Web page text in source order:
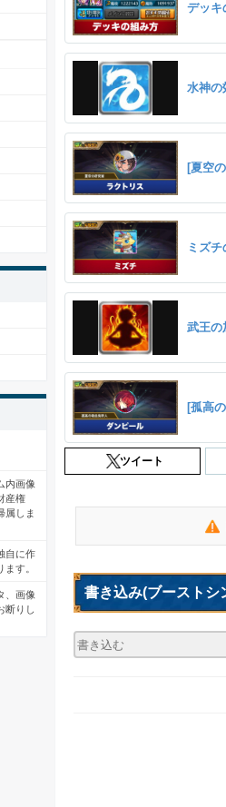
デッキ
水神の
[夏空
ミズ
武王の
[孤高
ツイート
書き込み(ブーストシ
内画像
産権
属しま
自に作
す。
、画像
断りし